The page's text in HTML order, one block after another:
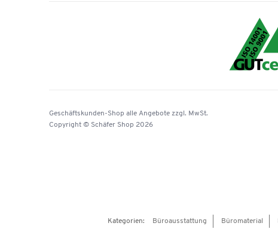
Geschäftskunden-Shop alle Angebote zzgl. MwSt.
Copyright © Schäfer Shop 2026
Kategorien: Büroausstattung Büromaterial